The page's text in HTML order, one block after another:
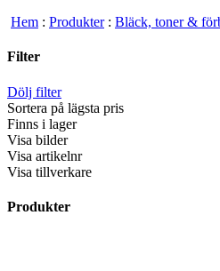
Hem : Produkter: Bläck, toner &
Filter
Dölj filter
Sortera på lägsta pris
Finns i lager
Visa bilder
Visa artikelnr
Visa tillverkare
Produkter